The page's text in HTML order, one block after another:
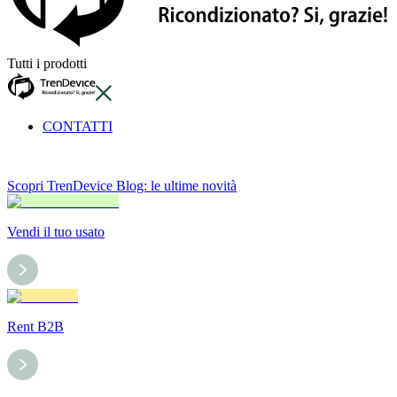
Tutti i prodotti
CONTATTI
Scopri TrenDevice Blog: le ultime novità
Vendi il tuo usato
Rent B2B